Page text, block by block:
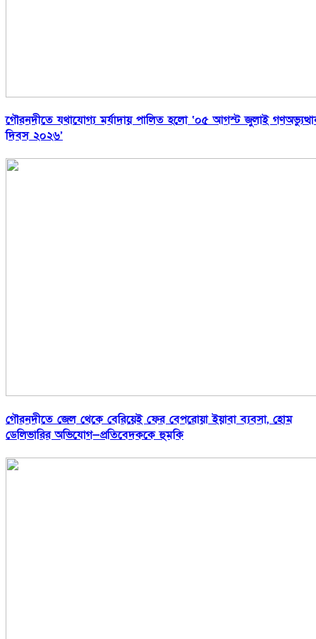
‎গৌরনদীতে যথাযোগ্য মর্যাদায় পালিত হলো ‘০৫ আগস্ট জুলাই
দিবস ২০২৬’
গৌরনদীতে জেল থেকে বেরিয়েই ফের বেপরোয়া ইয়াবা ব্যবসা, হোম
ডেলিভারির অভিযোগ—প্রতিবেদককে হুমকি